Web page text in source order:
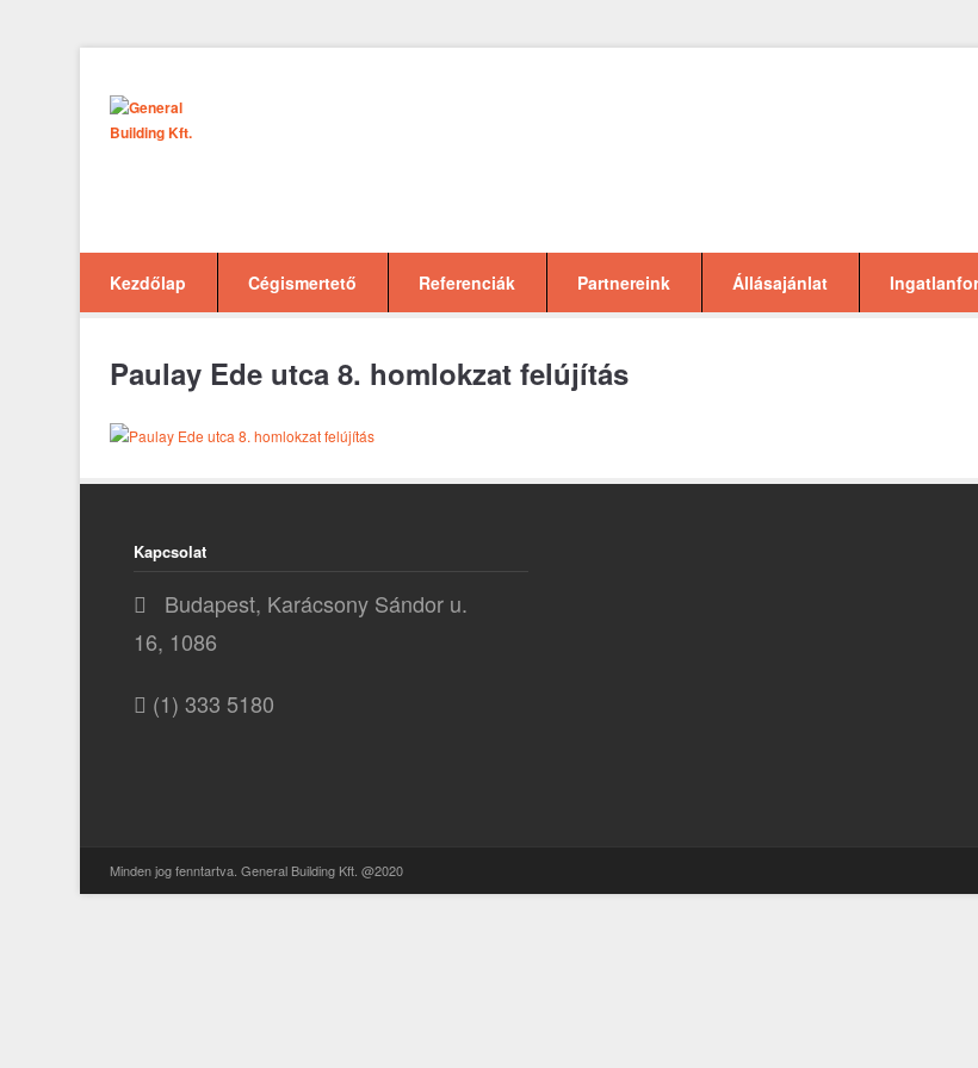
Kezdőlap Cégismertető Referenciák Partnereink Állásajánlat
Paulay Ede utca 8. homlokzat felújítás
Kapcsolat
Budapest, Karácsony Sándor u.
16, 1086
(1) 333 5180
Minden jog fenntartva. General Building Kft. @2020